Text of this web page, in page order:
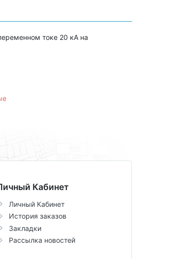
токе 20 кА на
Кабинет
Личный Кабинет
История заказов
Закладки
Рассылка новостей